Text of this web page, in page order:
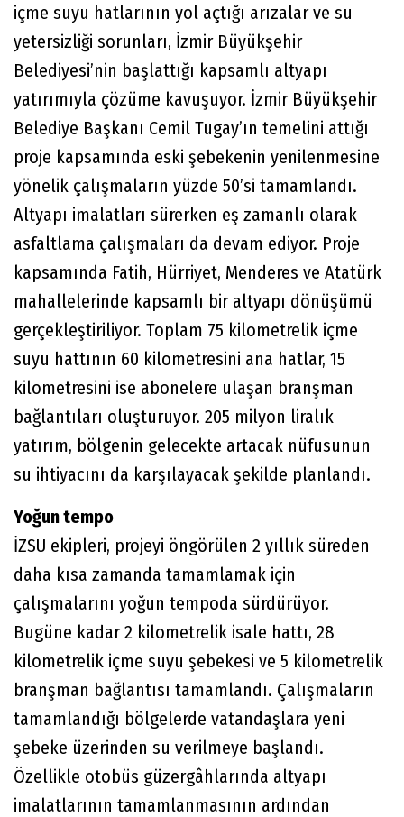
içme suyu hatlarının yol açtığı arızalar ve su
yetersizliği sorunları, İzmir Büyükşehir
Belediyesi’nin başlattığı kapsamlı altyapı
yatırımıyla çözüme kavuşuyor. İzmir Büyükşehir
Belediye Başkanı Cemil Tugay’ın temelini attığı
proje kapsamında eski şebekenin yenilenmesine
yönelik çalışmaların yüzde 50’si tamamlandı.
Altyapı imalatları sürerken eş zamanlı olarak
asfaltlama çalışmaları da devam ediyor. Proje
kapsamında Fatih, Hürriyet, Menderes ve Atatürk
mahallelerinde kapsamlı bir altyapı dönüşümü
gerçekleştiriliyor. Toplam 75 kilometrelik içme
suyu hattının 60 kilometresini ana hatlar, 15
kilometresini ise abonelere ulaşan branşman
bağlantıları oluşturuyor. 205 milyon liralık
yatırım, bölgenin gelecekte artacak nüfusunun
su ihtiyacını da karşılayacak şekilde planlandı.
Yoğun tempo
İZSU ekipleri, projeyi öngörülen 2 yıllık süreden
daha kısa zamanda tamamlamak için
çalışmalarını yoğun tempoda sürdürüyor.
Bugüne kadar 2 kilometrelik isale hattı, 28
kilometrelik içme suyu şebekesi ve 5 kilometrelik
branşman bağlantısı tamamlandı. Çalışmaların
tamamlandığı bölgelerde vatandaşlara yeni
şebeke üzerinden su verilmeye başlandı.
Özellikle otobüs güzergâhlarında altyapı
imalatlarının tamamlanmasının ardından